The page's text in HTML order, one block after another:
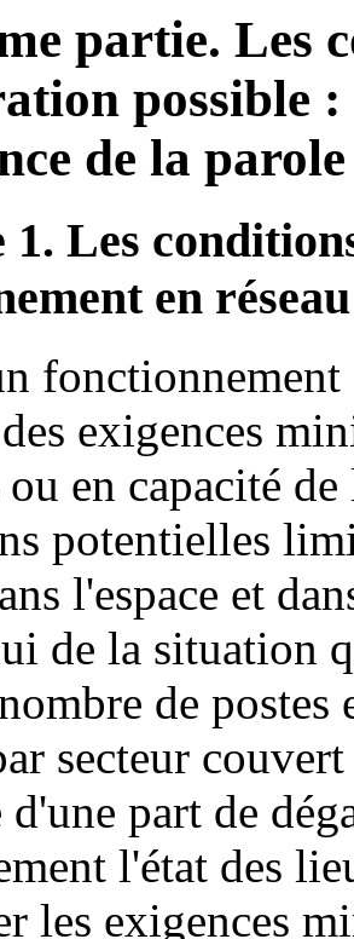
partie. Les
possible
de la parole
1. Les
en réseau
exigences
en capacité
potentielles
l'espace et
de la situation
de postes
secteur
d'une part de
l'état des
les exigences